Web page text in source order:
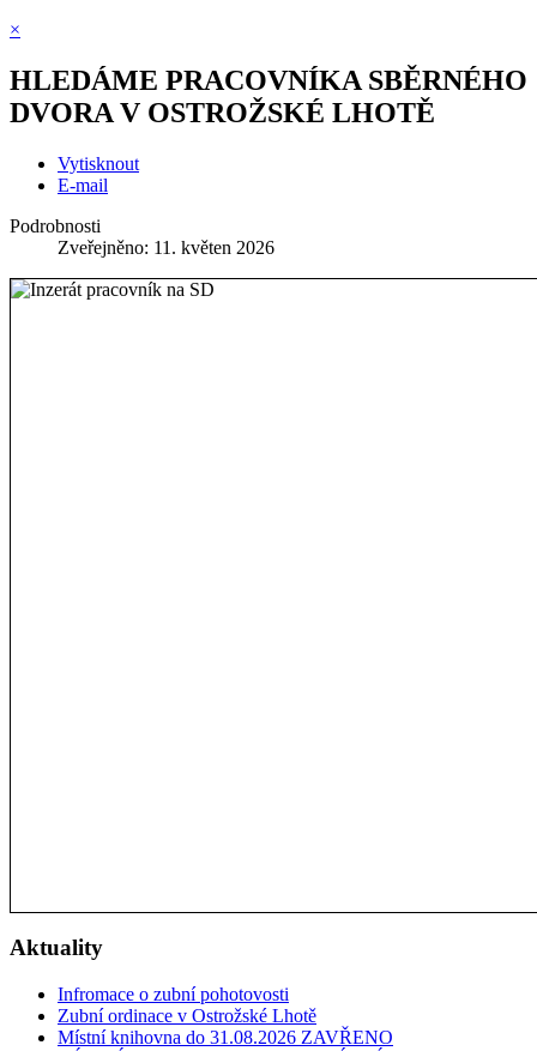
×
HLEDÁME PRACOVNÍKA SBĚRNÉHO
DVORA V OSTROŽSKÉ LHOTĚ
Vytisknout
E-mail
Podrobnosti
Zveřejněno: 11. květen 2026
Aktuality
Infromace o zubní pohotovosti
Zubní ordinace v Ostrožské Lhotě
Místní knihovna do 31.08.2026 ZAVŘENO